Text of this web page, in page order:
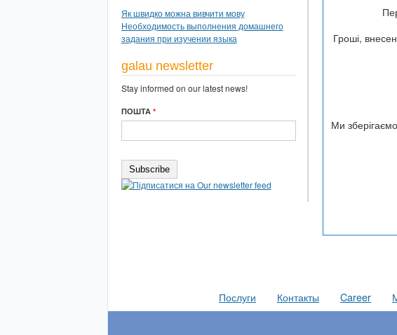
Гроші,
Ми
Як швидко можна вивчити мову
Необходимость выполнения домашнего
задания при изучении языка
galau newsletter
Stay informed on our latest news!
ПОШТА *
Послуги Контакты Career